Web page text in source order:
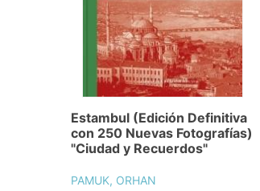
Estambul (Edición Definitiva
con 250 Nuevas Fotografías)
"Ciudad y Recuerdos"
PAMUK, ORHAN